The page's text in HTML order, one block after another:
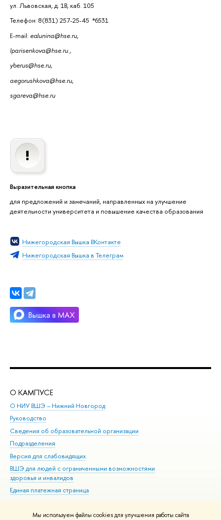
Мы используем файлы cookies для улучшения работы сайта
ул. Львовская, д. 1В, каб. 105
Телефон: 8(831) 257-25-45 *6531
E-mail: ealunina@hse.ru,
lparisenkova@hse.ru,
yberus@hse.ru,
aegorushkova@hse.ru,
sgareva@hse.ru
Выразительная кнопка
для предложений и замечаний, направленных на улучшение
деятельности университета и повышение качества образования
Нижегородская Вышка ВКонтакте
Нижегородская Вышка в Телеграм
О КАМПУСЕ
О НИУ ВШЭ – Нижний Новгород
Руководство
Сведения об образовательной организации
Подразделения
Версия для слабовидящих
ВШЭ для людей с ограниченными возможностями
здоровья и инвалидов
Единая платежная страница